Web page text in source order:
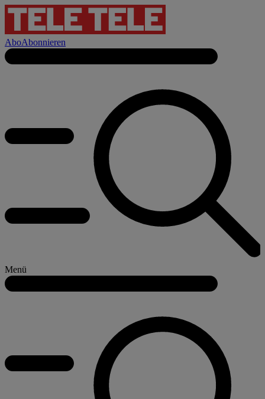
AboAbonnieren
Menü